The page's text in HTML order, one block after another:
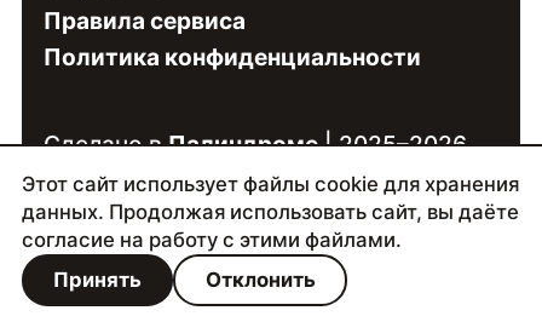
Правила сервиса
Политика конфиденциальности
Сделано вПалиндроме| 2025–2026
Этот сайт использует файлы cookie для хранения
данных. Продолжая использовать сайт, вы даёте
согласие на работу с этими файлами.
Принять
Отклонить